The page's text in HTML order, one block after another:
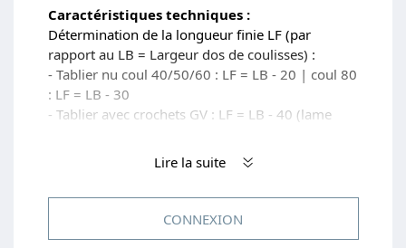
Caractéristiques techniques :
Détermination de la longueur finie LF (par
rapport au LB = Largeur dos de coulisses) :
- Tablier nu coul 40/50/60 : LF = LB - 20 | coul 80
: LF = LB - 30
- Tablier avec crochets GV : LF = LB - 40 (lame
- Tablier avec emb. nylon coul 50/60 : LF = LB -
45 | coul 80 : LF = LB - 55
Lire la suite
CONNEXION